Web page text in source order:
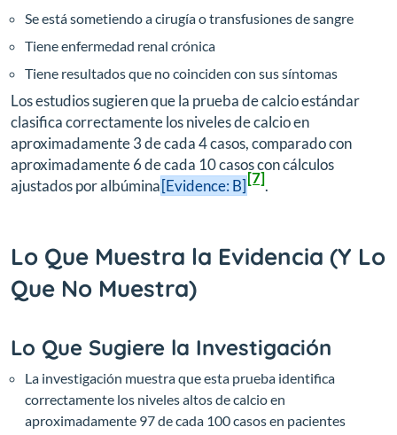
Se está sometiendo a cirugía o transfusiones de sangre
Tiene enfermedad renal crónica
Tiene resultados que no coinciden con sus síntomas
Los estudios sugieren que la prueba de calcio estándar
clasifica correctamente los niveles de calcio en
aproximadamente 3 de cada 4 casos, comparado con
aproximadamente 6 de cada 10 casos con cálculos
ajustados por albúmina[Evidence: B][7].
Lo Que Muestra la Evidencia (Y Lo
Que No Muestra)
Lo Que Sugiere la Investigación
La investigación muestra que esta prueba identifica
correctamente los niveles altos de calcio en
aproximadamente 97 de cada 100 casos en pacientes